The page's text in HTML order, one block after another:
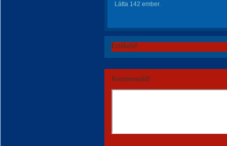
Látta 142 ember.
Értékeld!
Kommentáld!